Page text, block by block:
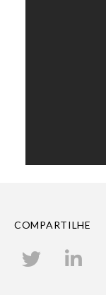
COMPARTILHE